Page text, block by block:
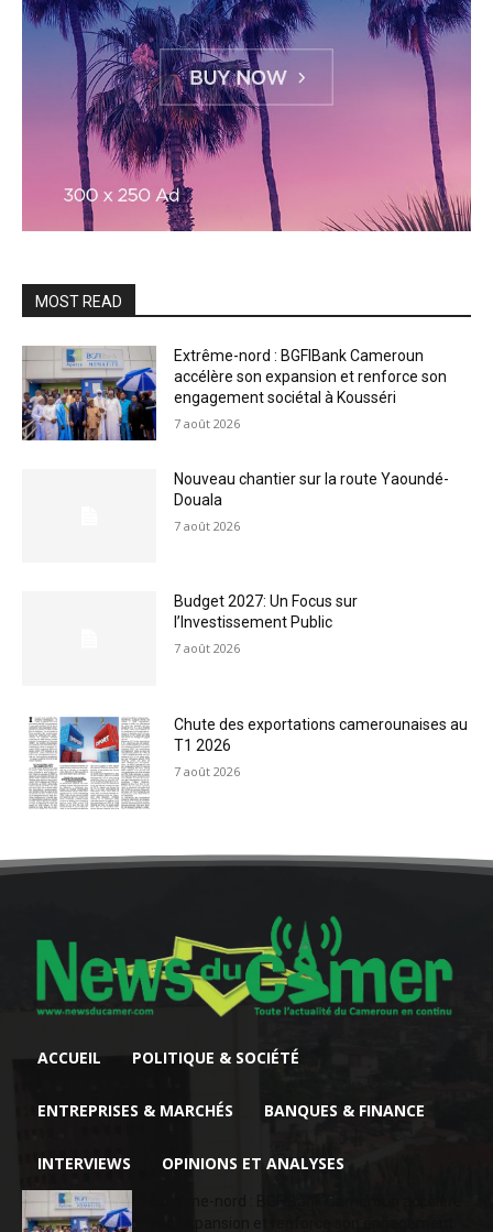
MOST READ
Extrême-nord : BGFIBank Cameroun
accélère son expansion et renforce son
engagement sociétal à Kousséri
7 août 2026
Nouveau chantier sur la route Yaoundé-
Douala
7 août 2026
Budget 2027: Un Focus sur
l’Investissement Public
7 août 2026
Chute des exportations camerounaises au
T1 2026
7 août 2026
ACCUEIL POLITIQUE & SOCIÉTÉ
ENTREPRISES & MARCHÉS BANQUES & FINANCE
INTERVIEWS OPINIONS ET ANALYSES